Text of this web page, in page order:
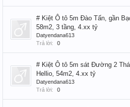
# Kiệt Ô tô 5m Đào Tấn, gần
58m2, 3 tầng, 4.xx tỷ
Datyendana613
Trả lời:
0
# Kiệt Ô tô 5m sát Đường 2
Hellio, 54m2, 4.xx tỷ
Datyendana613
Trả lời:
0